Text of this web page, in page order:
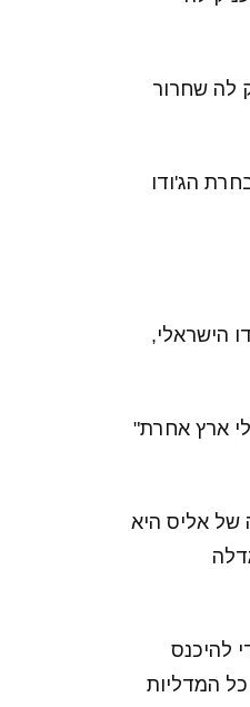
לה שחרור
הג'ודו
הישראלי,
ארץ אחרת"
של אליס היא
להיכנס
המדליות